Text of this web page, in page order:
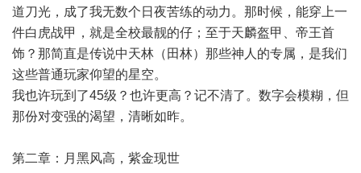
道刀光，成了我无数个日夜苦练的动力。那时候，能穿上一
件白虎战甲，就是全校最靓的仔；至于天麟盔甲、帝王首
饰？那简直是传说中天林（田林）那些神人的专属，是我们
这些普通玩家仰望的星空。
我也许玩到了45级？也许更高？记不清了。数字会模糊，但
那份对变强的渴望，清晰如昨。
第二章：月黑风高，紫金现世